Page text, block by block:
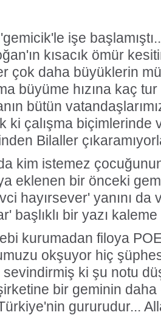
işe
kısacık ömür
çok daha büyüklerin
büyüme hızına kaç
bütün
ki çalışma biçimlerinde
Bilaller
kim istemez
eklenen bir önceki
hayırsever' yanını da
başlıklı bir yazı kaleme
kurumadan filoya
okşuyor hiç
ki şu notu
bir geminin daha
gururudur...